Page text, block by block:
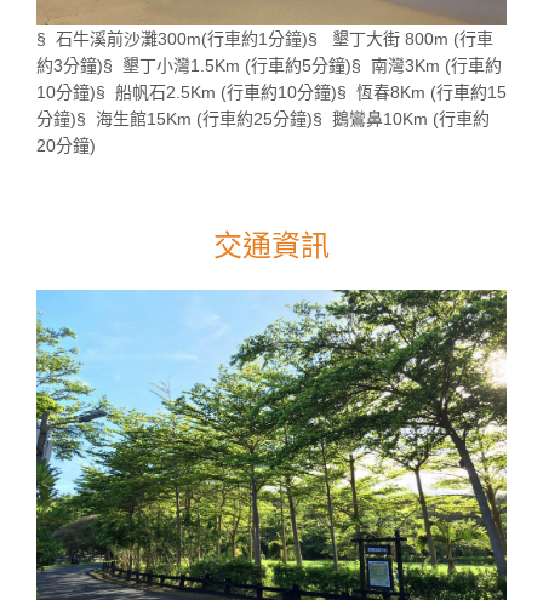
§ 石牛溪前沙灘300m(行車約1分鐘)§ 墾丁大街 800m (行車
約3分鐘)§ 墾丁小灣1.5Km (行車約5分鐘)§ 南灣3Km (行車約
10分鐘)§ 船帆石2.5Km (行車約10分鐘)§ 恆春8Km (行車約15
分鐘)§ 海生館15Km (行車約25分鐘)§ 鵝鸞鼻10Km (行車約
20分鐘)
交通資訊